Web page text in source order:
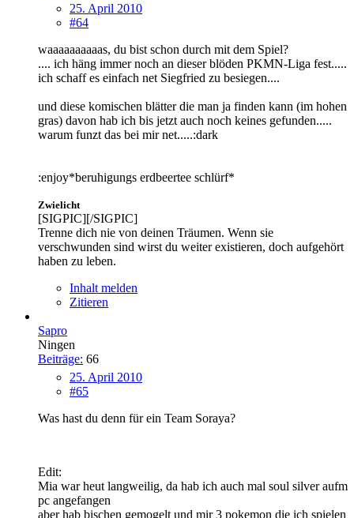
25. April 2010
#64
waaaaaaaaaas, du bist schon durch mit dem Spiel?
.... ich häng immer noch an dieser blöden PKMN-Liga fest.....
ich schaff es einfach net Siegfried zu besiegen....
und diese komischen blätter die man ja finden kann (im hohen
gras) davon hab ich bis jetzt auch noch keines gefunden.....
warum funzt das bei mir net.....:dark
:enjoy*beruhigungs erdbeertee schlürf*
Zwielicht
[SIGPIC][/SIGPIC]
Trenne dich nie von deinen Träumen. Wenn sie
verschwunden sind wirst du weiter existieren, doch aufgehört
haben zu leben.
Inhalt melden
Zitieren
Sapro
Ningen
Beiträge: 66
25. April 2010
#65
Was hast du denn für ein Team Soraya?
Edit:
Mia war heut langweilig, da hab ich auch mal soul silver aufm
pc angefangen
aber hab bischen gemogelt und mir 3 pokemon die ich spielen